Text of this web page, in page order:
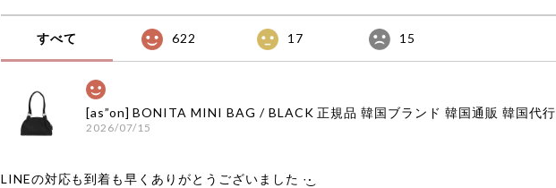
すべて 622 17 15
2026/07/15
LINEの対応も到着も早くありがとうございました‪ ·͜·